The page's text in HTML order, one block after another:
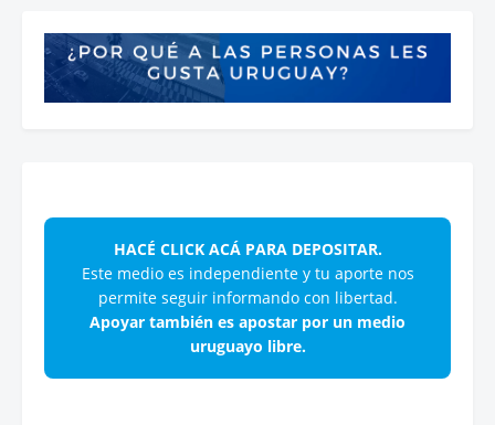
HACÉ CLICK ACÁ PARA DEPOSITAR.
Este medio es independiente y tu aporte nos
permite seguir informando con libertad.
Apoyar también es apostar por un medio
uruguayo libre.